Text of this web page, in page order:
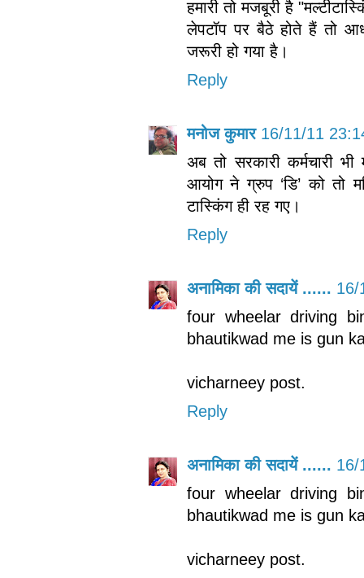
हमारी तो मजबूरी है
लेपटॉप पर बैठे होते हैं तो
जरूरी हो गया है।
Reply
मनोज कुमार 16/11/11
अब तो सरकारी कर्मचारी
आयोग ने ग्रुप ‘डि’ को तो
टास्किंग ही रह गए।
Reply
अनामिका की सदायें ...... 16/
four wheelar driving
bhautikwad me is gun
vicharneey post.
Reply
अनामिका की सदायें ...... 16/
four wheelar driving
bhautikwad me is gun
vicharneey post.